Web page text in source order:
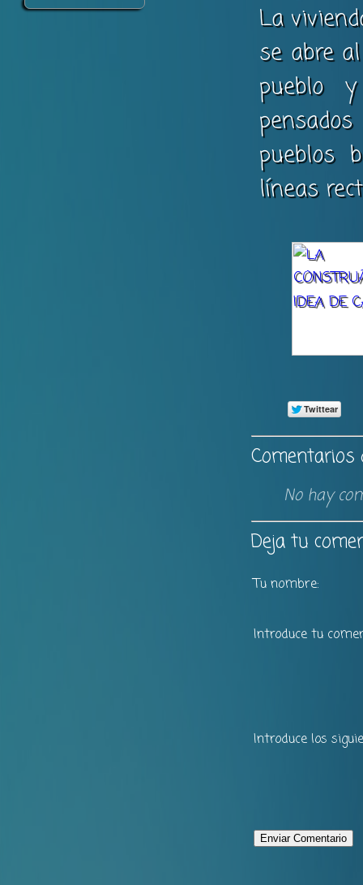
La
se abre
pueblo
pueblos
líneas
Comentarios
No hay
Deja tu
Tu nombre:
Introduce tu
Introduce los